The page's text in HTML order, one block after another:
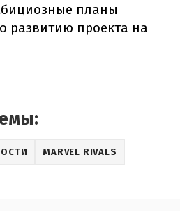
планы
развитию проекта на
MARVEL RIVALS